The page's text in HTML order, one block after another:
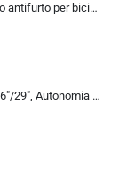
GRIFEMA GA1201-12 Lucchetto antifurto per bicicletta con chiave, lucchetto a catena per biciclette, moto, scooter, 120 cm, ne
Touroll Bicicletta Elettrica, U1 26″/29″, Autonomia di 65km, mountain bike elettrica, Motore 45 NM, Batteria Rimovibile 13Ah